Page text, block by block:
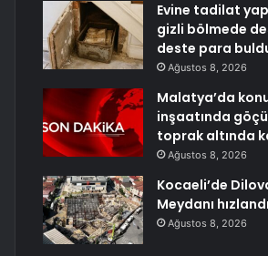
Evine tadilat
gizli bölmede
deste para
Ağustos 8, 2026
Malatya’da
inşaatında
toprak altında
Ağustos 8, 2026
Kocaeli’de
Meydanı hızlandı
Ağustos 8, 2026